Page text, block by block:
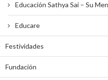
Educación Sathya Sai – Su
Educare
Festividades
Fundación